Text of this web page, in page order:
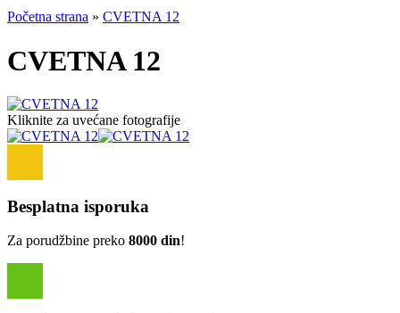
Početna strana » CVETNA 12
CVETNA 12
Kliknite za uvećane fotografije
Besplatna isporuka
Za porudžbine preko 8000 din!